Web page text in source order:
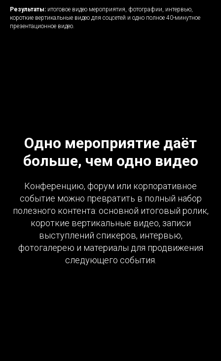
Результаты: итоговое видео мероприятия, фотографии, интервью,
короткие вертикальные видео для соцсетей и одно полное 40-минутное
презентационное видео.
Одно мероприятие даёт
больше, чем одно видео
Конференцию, форум или корпоративное
событие можно превратить в полный набор
полезного контента: основной итоговый ролик,
короткие вертикальные видео, записи
выступлений спикеров, интервью,
фотогалерею и материалы для продвижения
следующего события.